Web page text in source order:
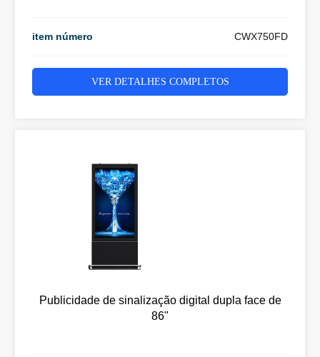
item número CWX750FD
VER DETALHES COMPLETOS
Publicidade de sinalização digital dupla face de
86"